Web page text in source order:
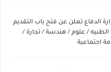
تعلن عن فتح باب التقديم
الطبيه / علوم / هندسة / تجارة /
اجتماعية